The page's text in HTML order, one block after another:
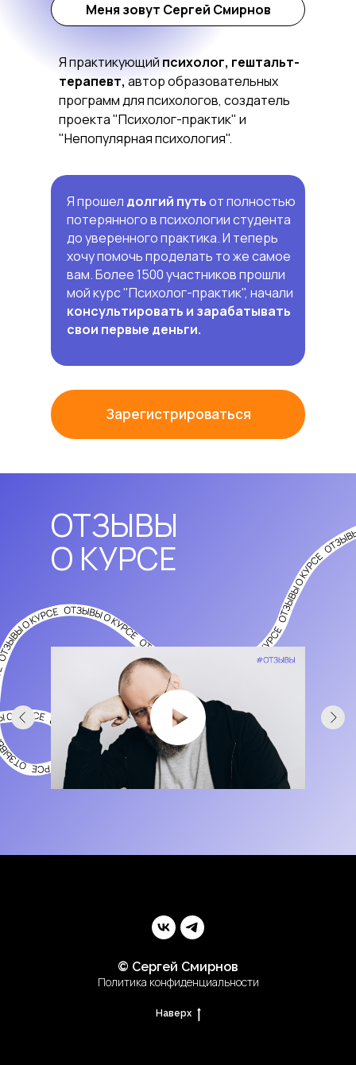
Я практикующий психолог, гештальт-
терапевт, автор образовательных
программ для психологов, создатель
проекта "Психолог-практик" и
"Непопулярная психология".
Меня зовут Сергей Смирнов
Я прошел долгий путьот полностью
потерянного в психологии студента
до уверенного практика. И теперь
хочу помочь проделать то же самое
вам. Более 1500 участников прошли
мой курс "Психолог-практик", начали
консультировать и зарабатывать
свои первые деньги.
Зарегистрироваться
ОТЗЫВЫ
О КУРСЕ
© Сергей Смирнов
Политика конфиденциальности
Наверх